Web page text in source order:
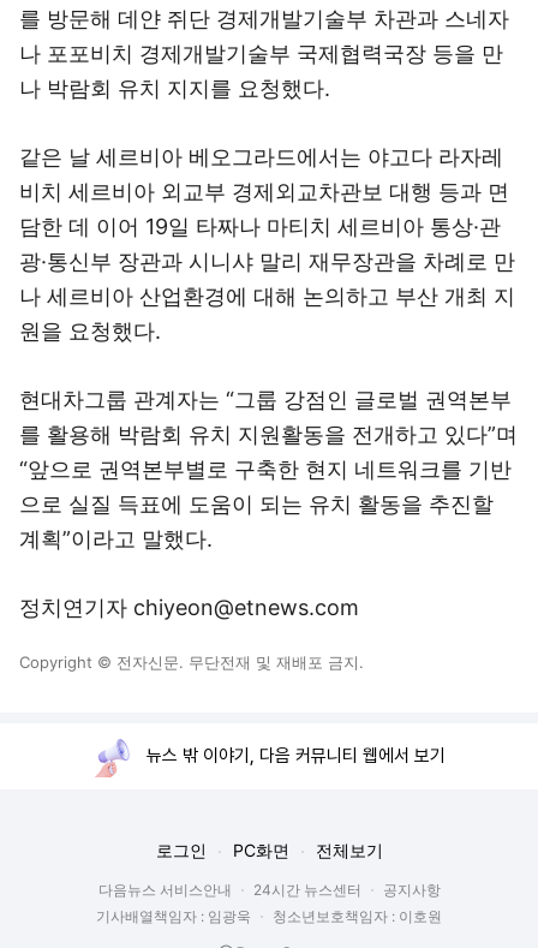
를 방문해 데얀 쥐단 경제개발기술부 차관과 스네자
나 포포비치 경제개발기술부 국제협력국장 등을 만
나 박람회 유치 지지를 요청했다.
같은 날 세르비아 베오그라드에서는 야고다 라자레
비치 세르비아 외교부 경제외교차관보 대행 등과 면
담한 데 이어 19일 타짜나 마티치 세르비아 통상·관
광·통신부 장관과 시니샤 말리 재무장관을 차례로 만
나 세르비아 산업환경에 대해 논의하고 부산 개최 지
원을 요청했다.
현대차그룹 관계자는 “그룹 강점인 글로벌 권역본부
를 활용해 박람회 유치 지원활동을 전개하고 있다”며
“앞으로 권역본부별로 구축한 현지 네트워크를 기반
으로 실질 득표에 도움이 되는 유치 활동을 추진할
계획”이라고 말했다.
정치연기자 chiyeon@etnews.com
Copyright © 전자신문. 무단전재 및 재배포 금지.
뉴스 밖 이야기, 다음 커뮤니티 웹에서 보기
로그인 PC화면 전체보기
다음뉴스 서비스안내 24시간 뉴스센터
공지사항
기사배열책임자 : 임광욱
청소년보호책임자 : 이호원